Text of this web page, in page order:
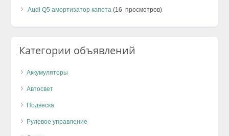
Audi Q5 амортизатор капота (16 просмотров)
Категории объявлений
Аккумуляторы
Автосвет
Подвеска
Рулевое управление